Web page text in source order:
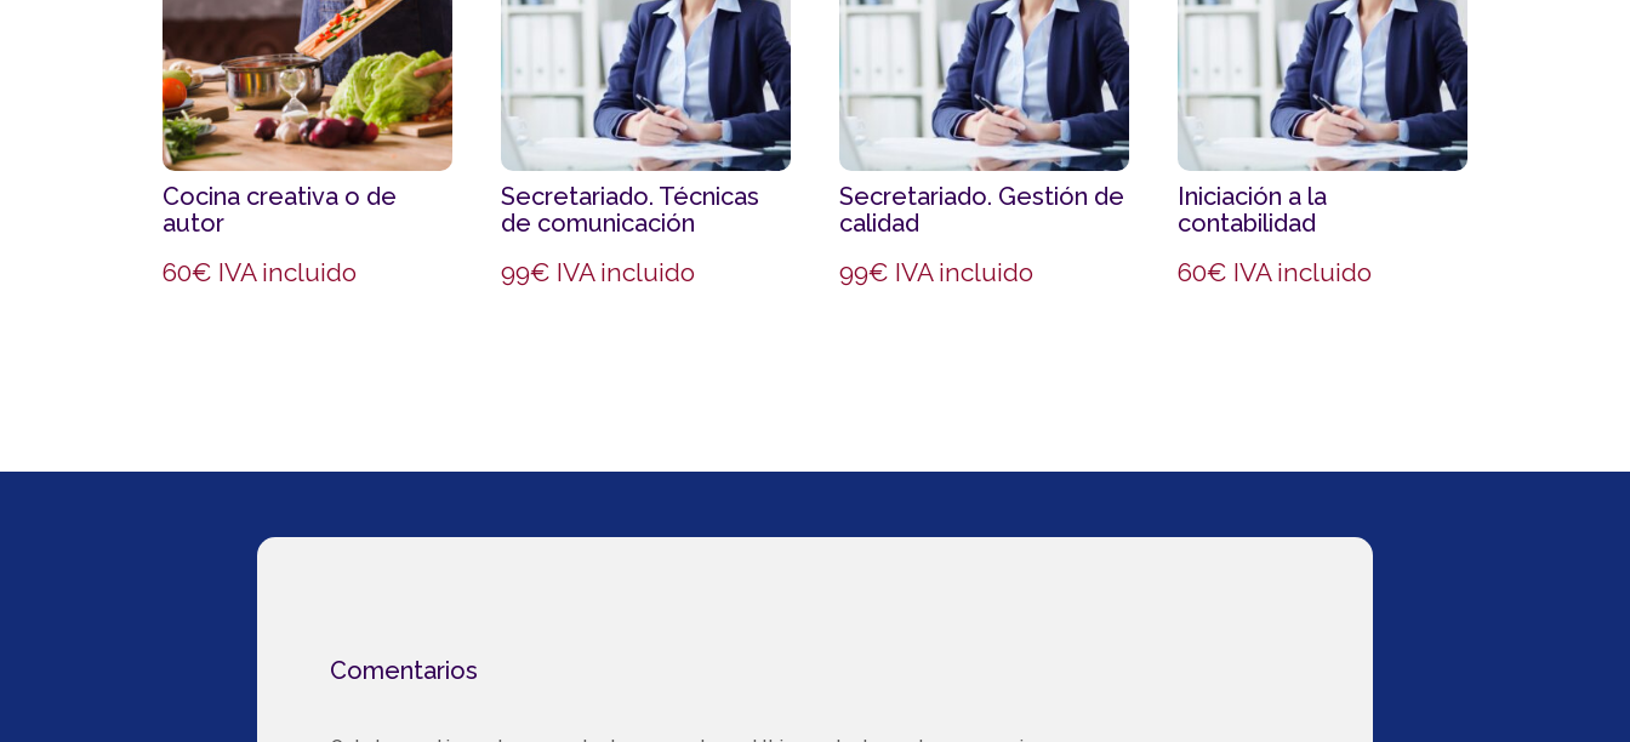
Cocina creativa o de
autor
60€ IVA incluido
Secretariado. Técnicas
de comunicación
99€ IVA incluido
Secretariado. Gestión de
calidad
99€ IVA incluido
Iniciación a la
contabilidad
60€ IVA incluido
Comentarios